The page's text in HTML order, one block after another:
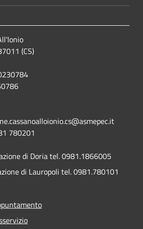
(CS)
780201
di Doria tel. 0981.1866005
di Lauropoli tel. 0981.780101